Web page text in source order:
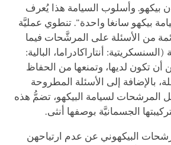
بيكهو. وأسلوب السيامة هذا يُعرف
بيكهو سانغا واحدة". تنطوي عمليَّة
من الأسئلة على المرشَّحات فيما
أنتاراكادراما، البالية:
أن تكون لديها، وتمنعها من الحفاظ
بالإضافة إلى الأسئلة المطروحة
لسيامة البيكهو، تضمُّ هذه
الجسمانيَّة بوصفها أنثى.
البيكهوني عن عدم ارتياحهن